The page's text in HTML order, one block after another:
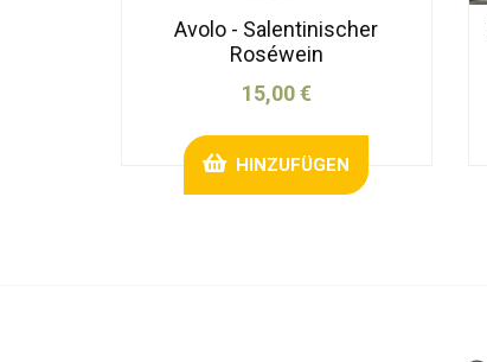
Avolo - Salentinischer
Roséwein
15,00 €
HINZUFÜGEN